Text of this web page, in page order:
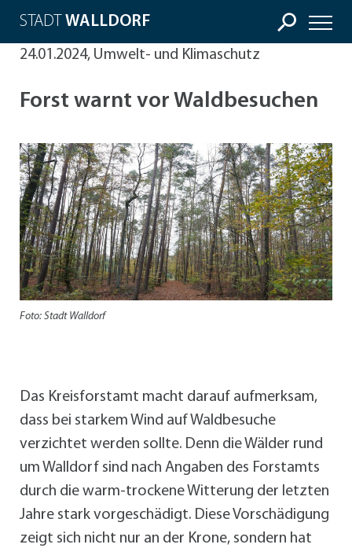
STADT WALLDORF
24.01.2024, Umwelt- und Klimaschutz
Forst warnt vor Waldbesuchen
Foto: Stadt Walldorf
Das Kreisforstamt macht darauf aufmerksam,
dass bei starkem Wind auf Waldbesuche
verzichtet werden sollte. Denn die Wälder rund
um Walldorf sind nach Angaben des Forstamts
durch die warm-trockene Witterung der letzten
Jahre stark vorgeschädigt. Diese Vorschädigung
zeigt sich nicht nur an der Krone, sondern hat